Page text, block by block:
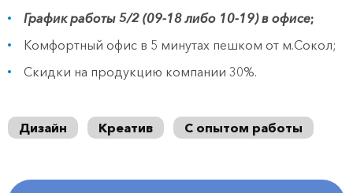
График работы 5/2 (09-18 либо 10-19) в офисе;
Комфортный офис в 5 минутах пешком от м.Сокол;
Скидки на продукцию компании 30%.
Дизайн Креатив С опытом работы